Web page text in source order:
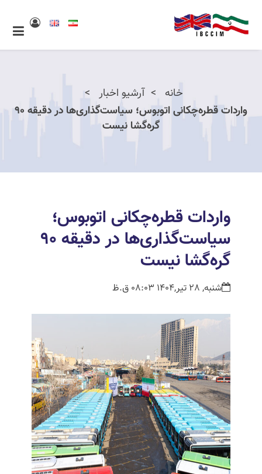
خانه
آرشیو اخبار
واردات قطره‌چکانی اتوبوس؛ سیاست‌گذاری‌ها در دقیقه ۹۰
گره‌گشا نیست
واردات قطره‌چکانی اتوبوس؛
سیاست‌گذاری‌ها در دقیقه ۹۰
گره‌گشا نیست
شنبه, 28 تیر,1404 08:03 ق.ظ